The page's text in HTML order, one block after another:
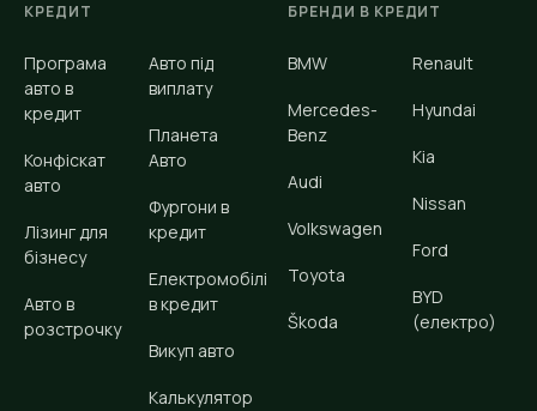
КРЕДИТ
Програма
авто в
кредит
Конфіскат
авто
Лізинг для
бізнесу
Авто в
розстрочку
Авто під
виплату
Планета
Авто
Фургони в
кредит
Електромобілі
в кредит
Викуп авто
Калькулятор
БРЕНДИ В КРЕДИТ
BMW
Mercedes-
Benz
Audi
Volkswagen
Toyota
Škoda
Renault
Hyundai
Kia
Nissan
Ford
BYD
(електро)